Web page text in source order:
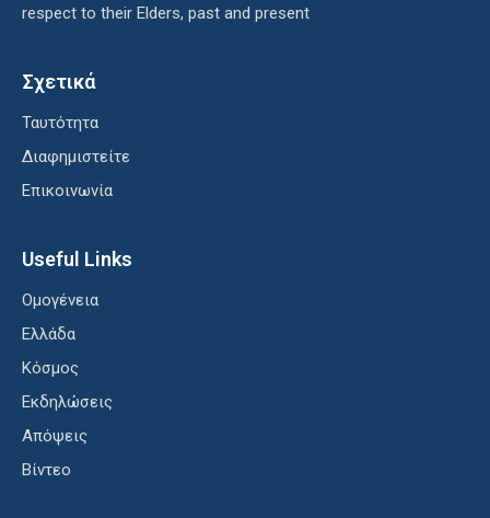
respect to their Elders, past and present
Σχετικά
Ταυτότητα
Διαφημιστείτε
Επικοινωνία
Useful Links
Ομογένεια
Ελλάδα
Κόσμος
Εκδηλώσεις
Απόψεις
Βίντεο